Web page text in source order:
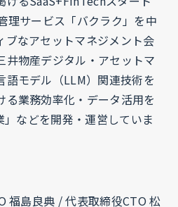
理サービス「バクラク」を中
ブなアセットマネジメント会
井物産デジタル・アセットマ
語モデル（LLM）関連技術を
る業務効率化・データ活用を
などを開発・運営していま
福島良典 / 代表取締役CTO 松